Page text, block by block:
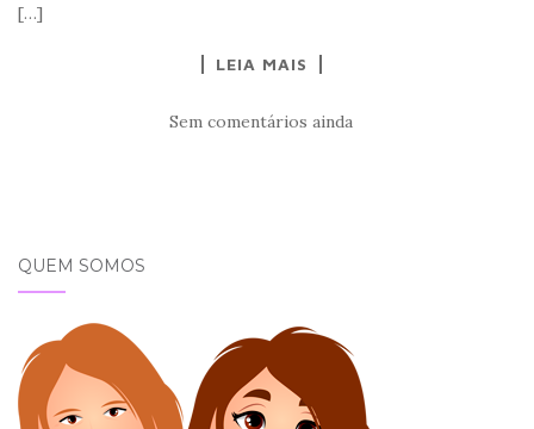
[…]
LEIA MAIS
Sem comentários ainda
QUEM SOMOS